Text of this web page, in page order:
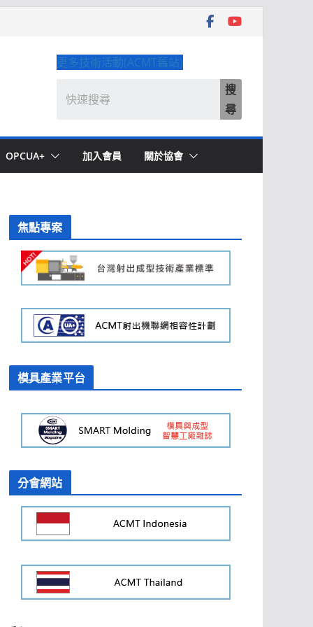
更多技術活動(ACMT舊站)
搜
尋
OPCUA+ 加入會員 關於協會
焦點專案
模具產業平台
分會網站